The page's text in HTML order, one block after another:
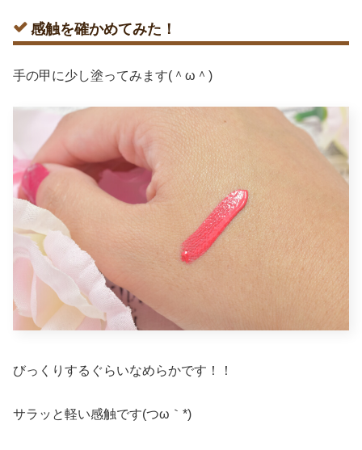
感触を確かめてみた！
手の甲に少し塗ってみます(＾ω＾)
びっくりするぐらいなめらかです！！
サラッと軽い感触です(つω｀*)